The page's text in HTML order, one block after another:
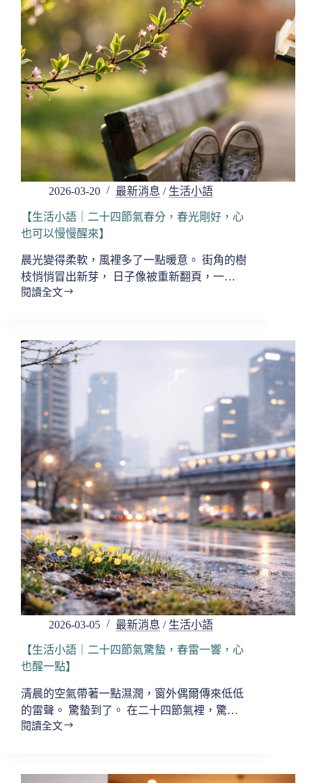
之
中，
心
回
到
清
明】
2026-03-20 最新消息 / 生活小語
【生活小語｜二十四節氣春分，春光剛好，心
也可以慢慢醒來】
晨光變得柔軟，風裡多了一點暖意。 街角的樹
枝悄悄冒出新芽， 日子像被重新翻頁，一…
閱讀全文
【生
語
｜
二
十
四
氣
春
分，
春
光
剛
好，
心
也
可
以
慢
慢
2026-03-05 最新消息 / 生活小語
【生活小語｜二十四節氣驚蟄，春雷一響，心
也醒一點】
清晨的空氣帶著一點濕潤，窗外偶爾傳來低低
的雷聲。 驚蟄到了。 在二十四節氣裡，驚…
閱讀全文
【生
語